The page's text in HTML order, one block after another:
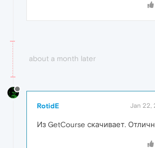
about a month later
RotidE Jan 22,
Из GetCourse скачивает.